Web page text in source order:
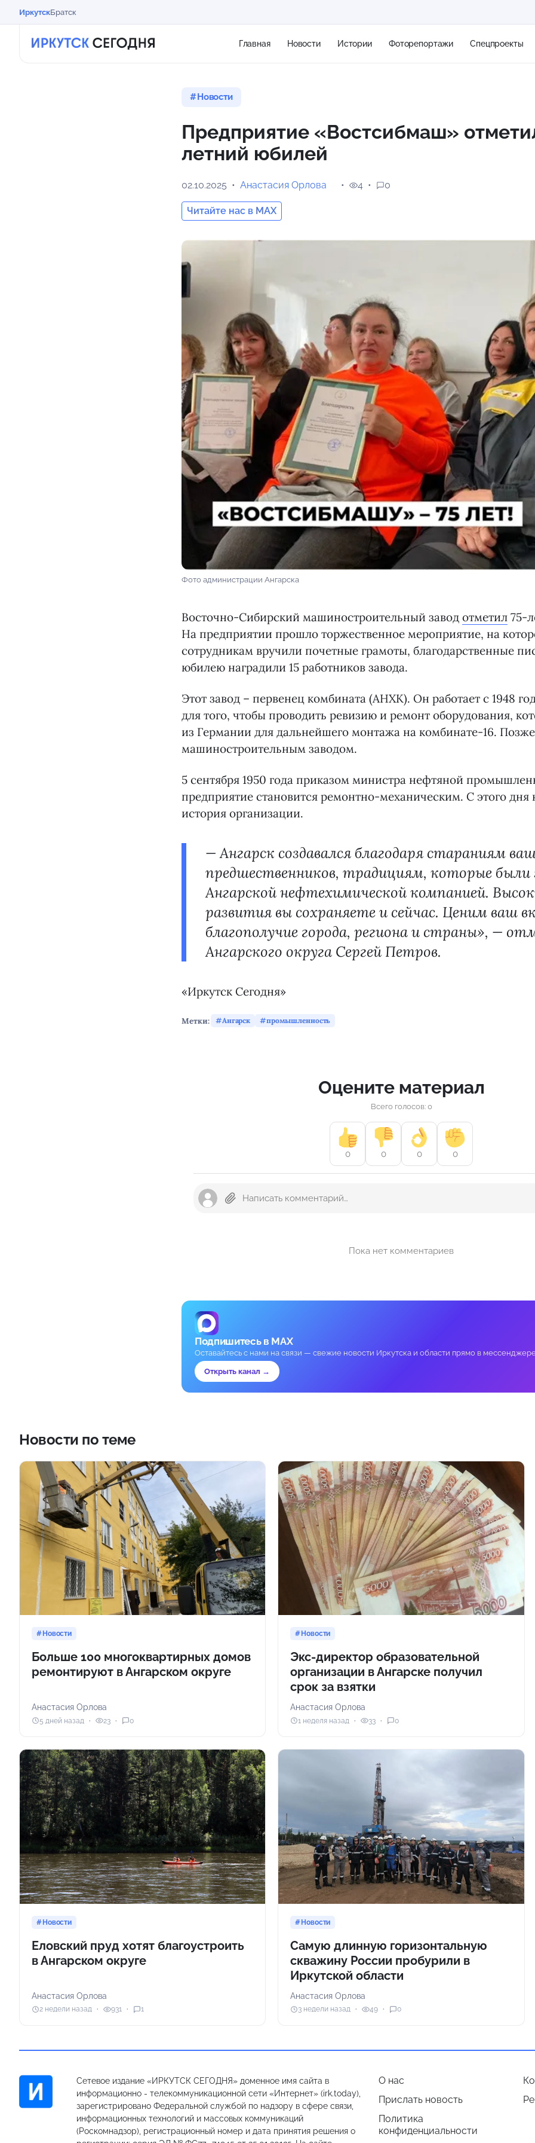
ИркутскБратск
Главная Новости Истории Фоторепортажи Спецпроекты
Новости
Предприятие «Востсибмаш»
летний юбилей
02.10.2025 Анастасия Орлова
Читайте нас в MAX
4 0
Фото администрации Ангарска
Восточно-Сибирский машиностроительный завод отметил 75-
На предприятии прошло торжественное мероприятие, на
сотрудникам вручили почетные грамоты, благодарственные
юбилею наградили 15 работников завода.
Этот завод – первенец комбината (АНХК). Он работает с 1948
для того, чтобы проводить ревизию и ремонт оборудования,
из Германии для дальнейшего монтажа на комбинате-16.
машиностроительным заводом.
5 сентября 1950 года приказом министра нефтяной
предприятие становится ремонтно-механическим. С этого дня
история организации.
— Ангарск создавался благодаря стараниям
предшественников, традициям, которые были
Ангарской нефтехимической компанией.
развития вы сохраняете и сейчас. Ценим ваш
благополучие города, региона и страны», —
Ангарского округа Сергей Петров.
«Иркутск Сегодня»
Метки: Ангарск промышленность
Оцените материал
Всего голосов: 0
0 0 0 0
Пока нет комментариев
Подпишитесь в MAX
Оставайтесь с нами на связи — свежие новости Иркутска и области прямо в
Открыть канал →
Новости по теме
Новости
Больше 100 многоквартирных домов
ремонтируют в Ангарском округе
Анастасия Орлова
5 дней назад 23 0
Новости
Экс-директор образовательной
организации в Ангарске получил
срок за взятки
Анастасия Орлова
1 неделя назад 33 0
Новости
Еловский пруд хотят благоустроить
в Ангарском округе
Анастасия Орлова
2 недели назад 931 1
Новости
Самую длинную горизонтальную
скважину России пробурили в
Иркутской области
Анастасия Орлова
3 недели назад 49 0
Сетевое издание «ИРКУТСК СЕГОДНЯ» доменное имя сайта в
информационно - телекоммуникационной сети «Интернет» (irk.today),
зарегистрировано Федеральной службой по надзору в сфере связи,
информационных технологий и массовых коммуникаций
(Роскомнадзор), регистрационный номер и дата принятия решения о
О нас
Прислать новость
Политика
конфиденциальности